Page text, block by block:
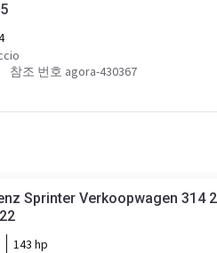
참조 번호 agora-430367
Sprinter Verkoopwagen 314
143 hp